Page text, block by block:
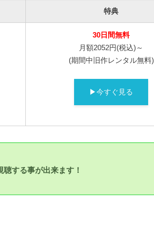
特典
30 日間無料
月額2052円(税込)～
(期間中旧作レンタル無料)
▶今すぐ見る
する事が出来ます！